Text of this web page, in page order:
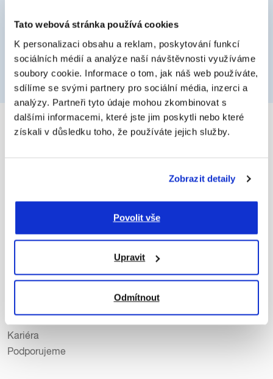
Tato webová stránka používá cookies
K personalizaci obsahu a reklam, poskytování funkcí
sociálních médií a analýze naší návštěvnosti využíváme
soubory cookie. Informace o tom, jak náš web používáte,
sdílíme se svými partnery pro sociální média, inzerci a
analýzy. Partneři tyto údaje mohou zkombinovat s
dalšími informacemi, které jste jim poskytli nebo které
získali v důsledku toho, že používáte jejich služby.
Zobrazit detaily
Povolit vše
Upravit
Odmítnout
schůzku
Konzultace on-line
Klientská komunikace
O Copy General
Kariéra
Podporujeme